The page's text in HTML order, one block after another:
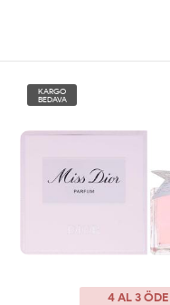
KARGO
BEDAVA
4 AL 3 ÖDE